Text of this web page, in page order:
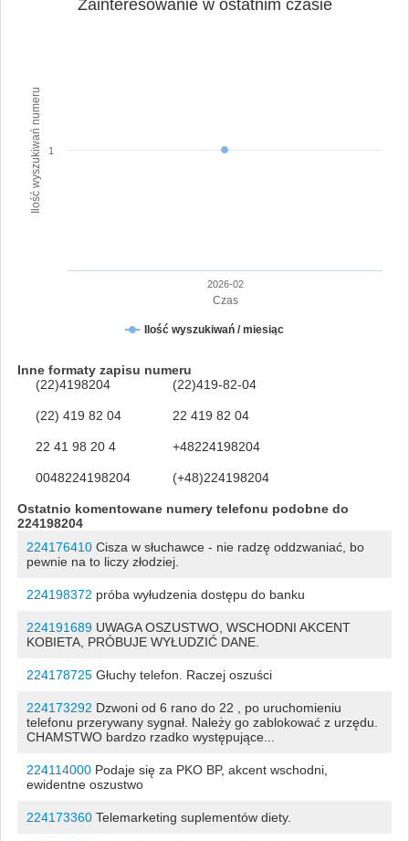
Czas
Ilość wyszukiwań numeru
Zainteresowanie w ostatnim czasie
Ilość wyszukiwań / miesiąc
2026-02
1
Inne formaty zapisu numeru
(22)4198204
(22)419-82-04
(22) 419 82 04 22 419 82 04
22 41 98 20 4 +48224198204
0048224198204 (+48)224198204
Ostatnio komentowane numery telefonu podobne do
224198204
224176410Cisza w słuchawce - nie radzę oddzwaniać, bo
pewnie na to liczy złodziej.
224198372 próba wyłudzenia dostępu do banku
224191689UWAGA OSZUSTWO, WSCHODNI AKCENT
KOBIETA, PRÓBUJE WYŁUDZIĆ DANE.
224178725Głuchy telefon. Raczej oszuści
224173292 Dzwoni od 6 rano do 22 , po uruchomieniu
telefonu przerywany sygnał. Należy go zablokować z urzędu.
CHAMSTWO bardzo rzadko występujące...
224114000Podaje się za PKO BP, akcent wschodni,
ewidentne oszustwo
224173360Telemarketing suplementów diety.